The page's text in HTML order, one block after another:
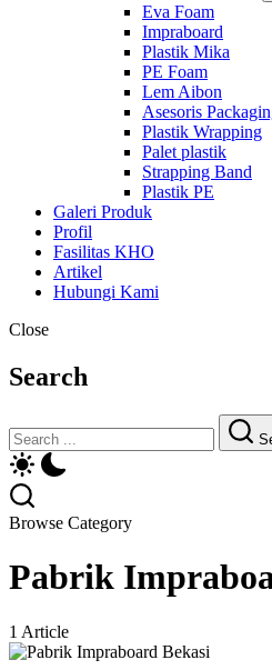
Eva Foam
Impraboard
Plastik Mika
PE Foam
Lem Aibon
Asesoris
Plastik Wrapping
Palet plastik
Strapping Band
Plastik PE
Galeri Produk
Profil
Fasilitas KHO
Artikel
Hubungi Kami
Close
Search
Browse Category
Pabrik
1 Article